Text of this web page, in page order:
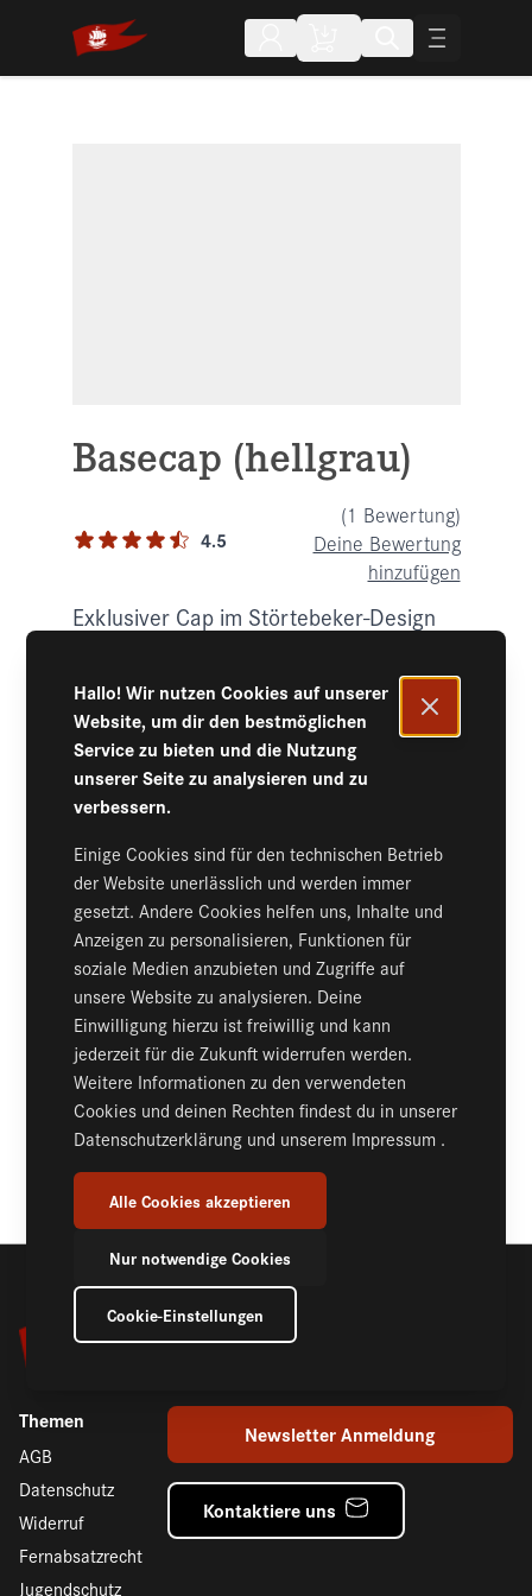
Basecap (hellgrau)
4.5
(1 Bewertung)
Deine Bewertung
hinzufügen
Exklusiver Cap im Störtebeker-Design
mit hochwertigem Stick auf der Front
Auf Lager
inkl. 19% MwSt.,zzgl.Versand 28,95 €
In den
Warenkorb
DETAILS
MEHR INFORMATIONEN
KOMMENTARE (1)
Themen
AGB
Datenschutz
Widerruf
Fernabsatzrecht
Jugendschutz
Newsletter Anmeldung
Kontaktiere uns
Hallo! Wir nutzen Cookies auf unserer
Website, um dir den bestmöglichen
Service zu bieten und die Nutzung
unserer Seite zu analysieren und zu
verbessern.
Einige Cookies sind für den technischen Betrieb
der Website unerlässlich und werden immer
gesetzt. Andere Cookies helfen uns, Inhalte und
Anzeigen zu personalisieren, Funktionen für
soziale Medien anzubieten und Zugriffe auf
unsere Website zu analysieren. Deine
Einwilligung hierzu ist freiwillig und kann
jederzeit für die Zukunft widerrufen werden.
Weitere Informationen zu den verwendeten
Cookies und deinen Rechten findest du in unserer
Datenschutzerklärung und unserem Impressum .
Alle Cookies akzeptieren
Nur notwendige Cookies
Cookie-Einstellungen